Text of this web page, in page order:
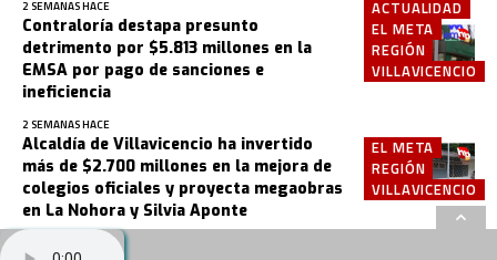
2 SEMANAS HACE
ACTUALIDAD
EL META
REGIÓN
VILLAVICENCIO
Contraloría destapa presunto
detrimento por $5.813 millones en la
EMSA por pago de sanciones e
ineficiencia
2 SEMANAS HACE
EL META
REGIÓN
VILLAVICENCIO
Alcaldía de Villavicencio ha invertido
más de $2.700 millones en la mejora de
colegios oficiales y proyecta megaobras
en La Nohora y Silvia Aponte